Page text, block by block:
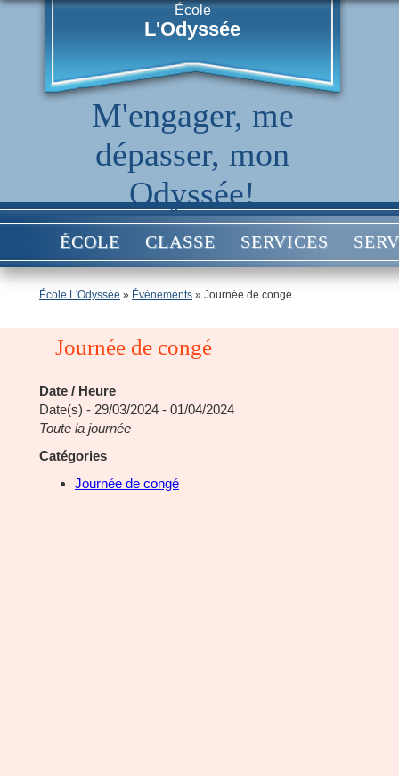
École
L'Odyssée
M'engager, me
dépasser, mon
Odyssée!
ÉCOLE CLASSE SERVICES
École L'Odyssée » Évènements » Journée de congé
Journée de congé
Date / Heure
Date(s) - 29/03/2024 - 01/04/2024
Toute la journée
Catégories
Journée de congé